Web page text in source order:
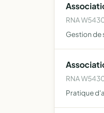
RNA
Gestion de
RNA
Pratique